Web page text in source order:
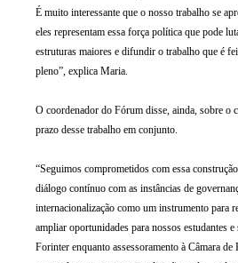
É muito interessante que o nosso trabalho se
eles representam essa força política que pode
estruturas maiores e difundir o trabalho que é
pleno”, explica Maria.
O coordenador do Fórum disse, ainda, sobre o
prazo desse trabalho em conjunto.
“Seguimos comprometidos com essa
diálogo contínuo com as instâncias de
internacionalização como um instrumento para
ampliar oportunidades para nossos estudantes
Forinter enquanto assessoramento à Câmara de